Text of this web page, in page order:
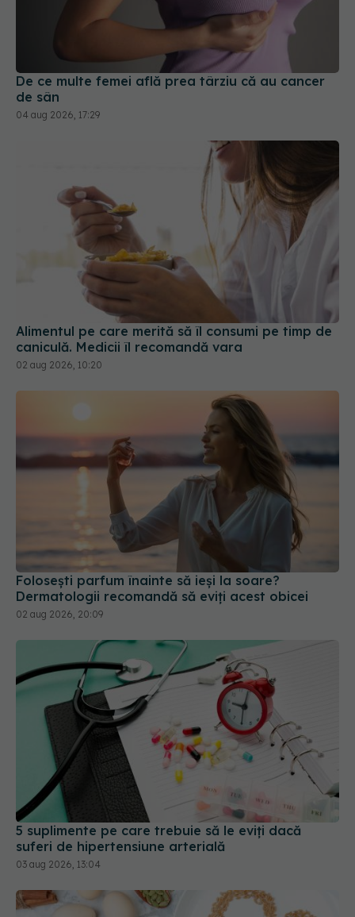
De ce multe femei află prea târziu că au cancer
de sân
04 aug 2026, 17:29
Alimentul pe care merită să îl consumi pe timp de
caniculă. Medicii îl recomandă vara
02 aug 2026, 10:20
Folosești parfum înainte să ieși la soare?
Dermatologii recomandă să eviți acest obicei
02 aug 2026, 20:09
5 suplimente pe care trebuie să le eviți dacă
suferi de hipertensiune arterială
03 aug 2026, 13:04